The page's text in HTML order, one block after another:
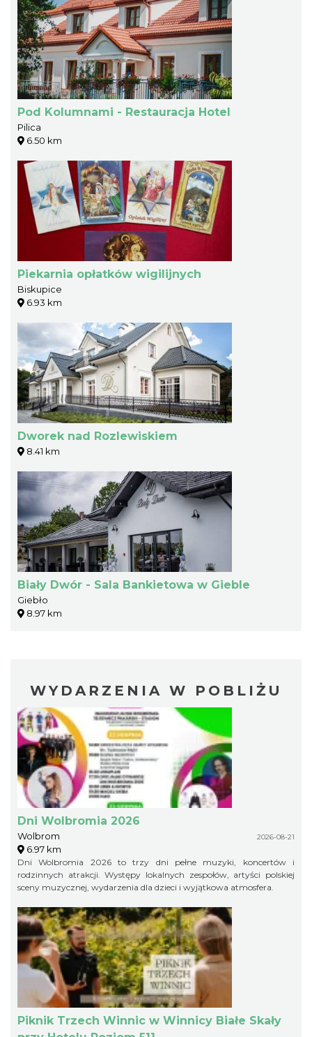
Pod Kolumnami - Restauracja Hotel
Pilica
6.50 km
Piekarnia opłatków wigilijnych
Biskupice
6.93 km
Dworek nad Rozlewiskiem
8.41 km
Biały Dwór - Sala Bankietowa w Gieble
Giebło
8.97 km
WYDARZENIA W POBLIŻU
Dni Wolbromia 2026
Wolbrom 2026-08-21
6.97 km
Dni Wolbromia 2026 to trzy dni pełne muzyki, koncertów i
rodzinnych atrakcji. Występy lokalnych zespołów, artyści polskiej
sceny muzycznej, wydarzenia dla dzieci i wyjątkowa atmosfera.
Piknik Trzech Winnic w Winnicy Białe Skały